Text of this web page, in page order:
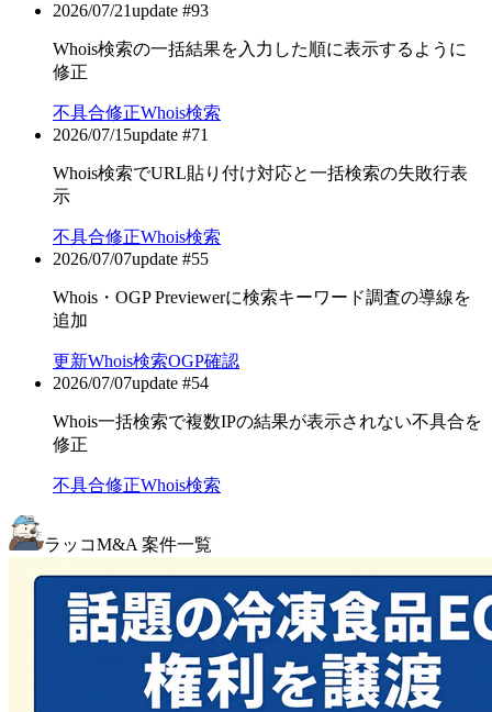
2026/07/21update #93
Whois検索の一括結果を入力した順に表示するように
修正
不具合修正Whois検索
2026/07/15update #71
Whois検索でURL貼り付け対応と一括検索の失敗行表
示
不具合修正Whois検索
2026/07/07update #55
Whois・OGP Previewerに検索キーワード調査の導線を
追加
更新Whois検索OGP確認
2026/07/07update #54
Whois一括検索で複数IPの結果が表示されない不具合を
修正
不具合修正Whois検索
ラッコM&A 案件一覧